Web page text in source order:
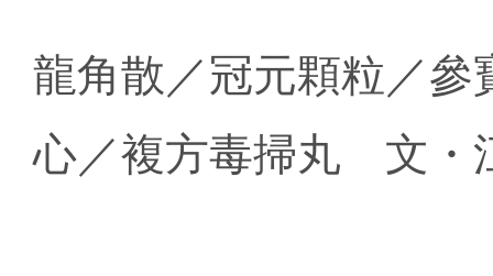
龍角散／冠元顆粒／
心／複方毒掃丸 文・